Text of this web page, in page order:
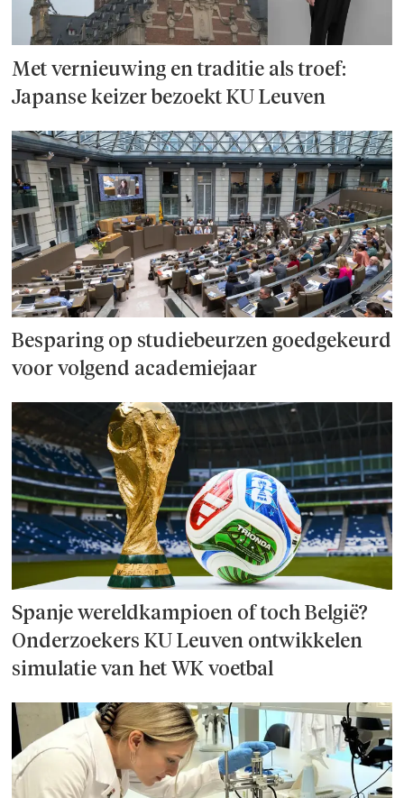
Met vernieuwing en traditie als troef:
Japanse keizer bezoekt KU Leuven
Besparing op studie­beurzen goed­ge­keurd
voor volgend academiejaar
Spanje wereld­kampioen of toch België?
Onderzoek­ers KU Leuven ontwikkelen
simulatie van het WK voetbal